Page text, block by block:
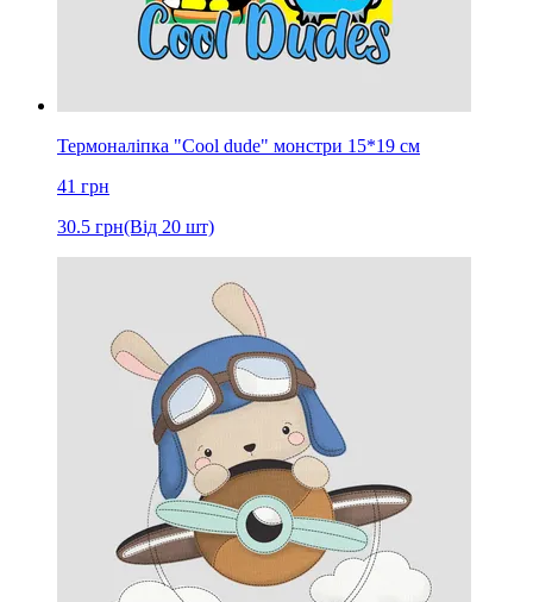
Термоналіпка "Cool dude" монстри 15*19 см
41 грн
30.5 грн(Від 20 шт)